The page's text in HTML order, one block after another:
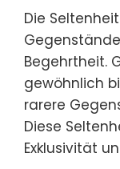
Die
Begehrtheit.
gewöhnlich
rarere
Diese
Exklusivität